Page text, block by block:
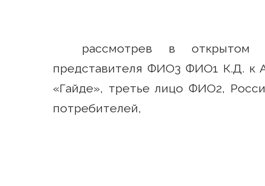
рассмотрев в открытом
представителя ФИО3 ФИО1 К.Д. к
«Гайде», третье лицо ФИО2,
потребителей,